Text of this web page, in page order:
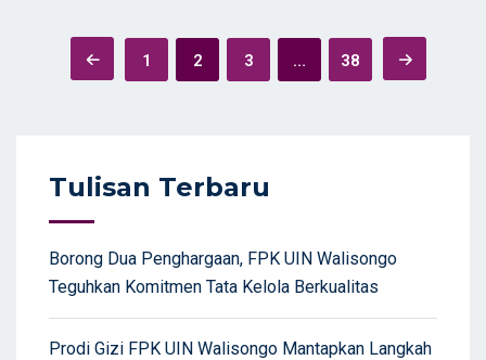
Posts
1 2 3 … 38
Tulisan Terbaru
Borong Dua Penghargaan, FPK UIN Walisongo
Teguhkan Komitmen Tata Kelola Berkualitas
Prodi Gizi FPK UIN Walisongo Mantapkan Langkah